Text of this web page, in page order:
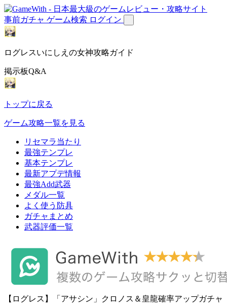
事前ガチャ ゲーム検索 ログイン
ログレスいにしえの女神攻略ガイド
掲示板Q&A
トップに戻る
ゲーム攻略一覧を見る
リセマラ当たり
最強テンプレ
基本テンプレ
最新アプデ情報
最強Add武器
メダル一覧
よく使う防具
ガチャまとめ
武器評価一覧
【ログレス】「アサシン」クロノス＆皇龍確率アップガチャ